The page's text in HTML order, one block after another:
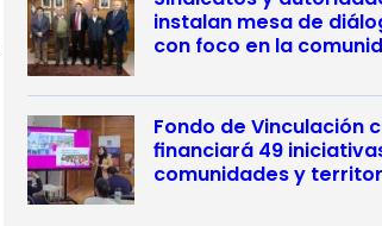
instalan mesa de
con foco en la
Fondo de Vinculación
financiará 49
comunidades y